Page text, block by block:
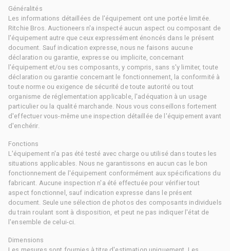
Généralités
Les informations détaillées de l'équipement ont une portée limitée.
Ritchie Bros. Auctioneers n'a inspecté aucun aspect ou composant de
l'équipement autre que ceux expressément énoncés dans le présent
document. Sauf indication expresse, nous ne faisons aucune
déclaration ou garantie, expresse ou implicite, concernant
l'équipement et/ou ses composants, y compris, sans s'y limiter, toute
déclaration ou garantie concernant le fonctionnement, la conformité à
toute norme ou exigence de sécurité de toute autorité ou tout
organisme de réglementation applicable, l'adéquation à un usage
particulier ou la qualité marchande. Nous vous conseillons fortement
d'effectuer vous-même une inspection détaillée de l'équipement avant
d'enchérir.
Fonctions
L'équipement n'a pas été testé avec charge ou utilisé dans toutes les
situations applicables. Nous ne garantissons en aucun cas le bon
fonctionnement de l'équipement conformément aux spécifications du
fabricant. Aucune inspection n'a été effectuée pour vérifier tout
aspect fonctionnel, sauf indication expresse dans le présent
document. Seule une sélection de photos des composants individuels
du train roulant sont à disposition, et peut ne pas indiquer l'état de
l'ensemble de celui-ci.
Dimensions